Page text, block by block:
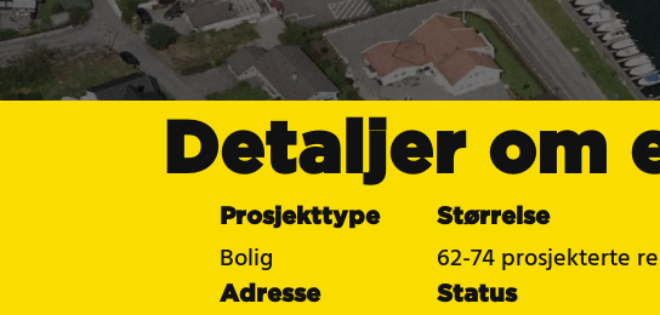
Detaljer om
Prosjekttype
Bolig
Adresse
Størrelse
62-74 prosjekterte
Status